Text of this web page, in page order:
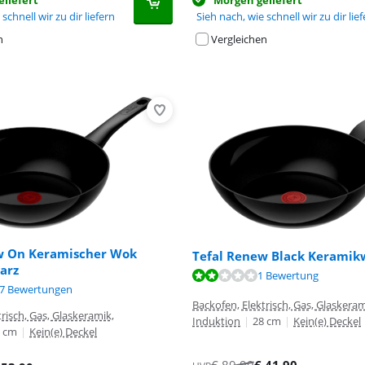
schnell wir zu dir liefern
Sieh nach, wie schnell wir zu dir
Vergleichen
On Keramischer Wok
von 10, basierend auf 27 Bewertungen.
Bewertungen
Gas, Glaskeramik,
cm | Kein(e) Deckel
Tefal Renew Black
von 10, basierend auf 1 Bewertung.
1 Bewertung
Backofen, Elektrisch, Gas,
Induktion | 28 cm | Kein(e) Deckel
von 10, basierend auf 28 Bewertungen.